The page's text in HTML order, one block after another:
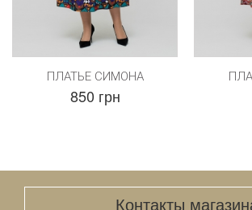
ПЛАТЬЕ СИМОНА
850 грн
Контакты